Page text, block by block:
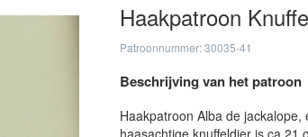
Haakpatroon
Patroonnummer: 30035-41
Beschrijving van het patroon
Haakpatroon Alba de
haasachtige knuffeldier is ca